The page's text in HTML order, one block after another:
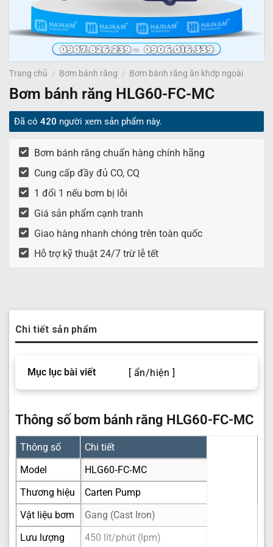
Trang chủ / Bơm bánh răng / Bơm bánh răng ăn khớp ngoài​
Bơm bánh răng HLG60-FC-MC
Đã có 420 người xem sản phẩm này.
Bơm bánh răng chuẩn hàng chính hãng
Cung cấp đầy đủ CO, CQ
1 đổi 1 nếu bơm bị lỗi
Giá sản phẩm cạnh tranh
Giao hàng nhanh chóng trên toàn quốc
Hỗ trợ kỹ thuật 24/7 trừ lễ tết
Chi tiết sản phẩm
Mục lục bài viết [ ẩn/hiện ]
Thông số bơm bánh răng HLG60-FC-MC
Thông số
Chi tiết
Model
HLG60‑FC‑MC
Thương hiệu
Carten Pump
Vật liệu bơm
Gang (Cast Iron)
Lưu lượng
450 lít/phút (lpm)